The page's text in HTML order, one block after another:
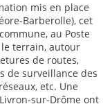
mis en place
Barberolle), cet
au Poste
le terrain, autour
de routes,
de surveillance des
etc. Une
sur-Drôme ont